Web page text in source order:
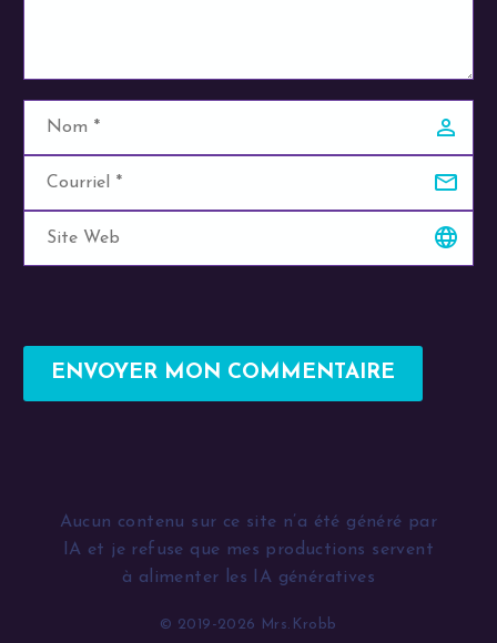
ENVOYER MON COMMENTAIRE
Aucun contenu sur ce site n’a été généré par
IA et je refuse que mes productions servent
à alimenter les IA génératives
© 2019-2026 Mrs.Krobb